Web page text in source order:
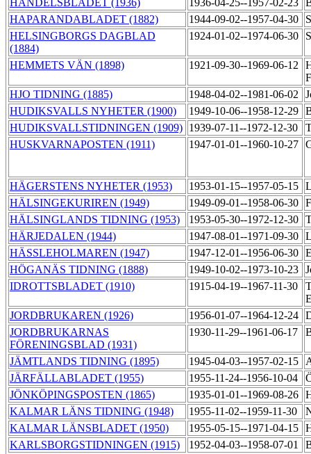
HANDELSBLADET (1936) 1936-04-25--1957-02-23
HAPARANDABLADET (1882)
1944-09-02--1957-04-30
HELSINGBORGS DAGBLAD
(1884)
1924-01-02--1974-06-30
HEMMETS VÄN (1898) 1921-09-30--1969-06-12
HJO TIDNING (1885)
1948-04-02--1981-06-02
HUDIKSVALLS NYHETER (1900)
1949-10-06--1958-12-29
HUDIKSVALLSTIDNINGEN (1909) 1939-07-11--1972-12-30
HUSKVARNAPOSTEN (1911)
1947-01-01--1960-10-27
HÄGERSTENS NYHETER (1953) 1953-01-15--1957-05-15
HÄLSINGEKURIREN (1949)
1949-09-01--1958-06-30
HÄLSINGLANDS TIDNING (1953)
1953-05-30--1972-12-30
HÄRJEDALEN (1944)
1947-08-01--1971-09-30
HÄSSLEHOLMAREN (1947)
1947-12-01--1956-06-30
HÖGANÄS TIDNING (1888)
1949-10-02--1973-10-23
IDROTTSBLADET (1910)
1915-04-19--1967-11-30
JORDBRUKAREN (1926)
1956-01-07--1964-12-24
JORDBRUKARNAS
FÖRENINGSBLAD (1931)
1930-11-29--1961-06-17
JÄMTLANDS TIDNING (1895) 1945-04-03--1957-02-15
JÄRFÄLLABLADET (1955)
1955-11-24--1956-10-04
JÖNKÖPINGSPOSTEN (1865)
1935-01-01--1969-08-26
KALMAR LÄNS TIDNING (1948)
1955-11-02--1959-11-30
KALMAR LÄNSBLADET (1950)
1955-05-15--1971-04-15
KARLSBORGSTIDNINGEN (1915)
1952-04-03--1958-07-01